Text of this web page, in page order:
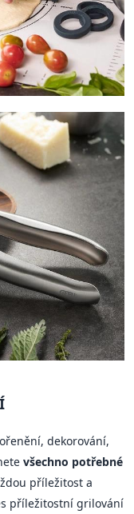
dekorování,
všechno potřebné
příležitost a
příležitostní grilování